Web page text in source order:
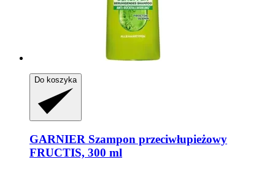
Do koszyka
GARNIER Szampon przeciwłupieżowy
FRUCTIS, 300 ml